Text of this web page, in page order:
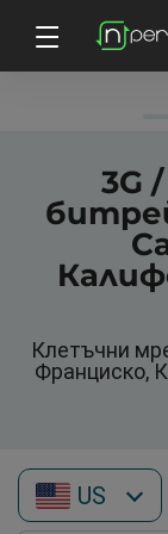
3G
Клетъчни
Франциско,
US